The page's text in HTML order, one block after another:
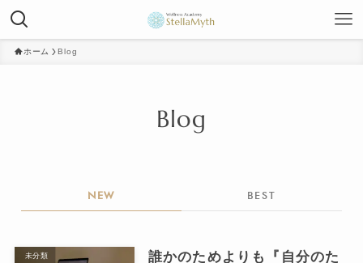
ホーム Blog
Blog
NEW BEST
未分類
誰かのためよりも『自分のた